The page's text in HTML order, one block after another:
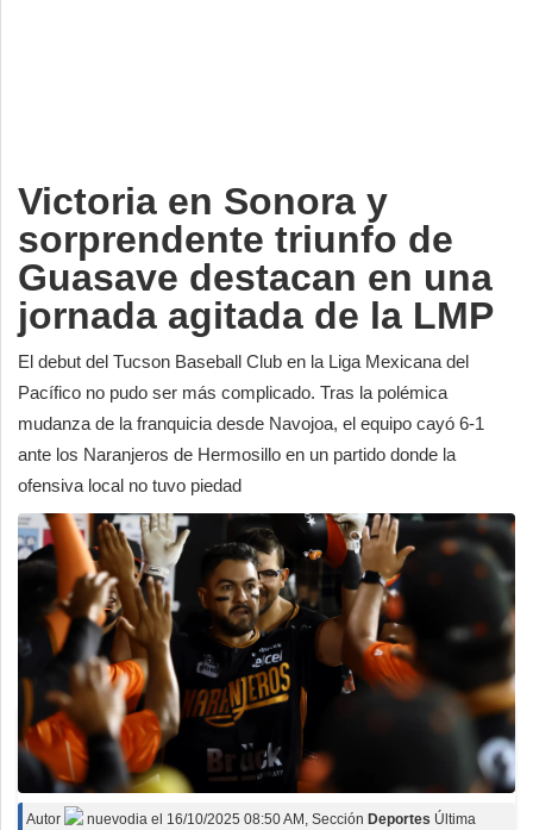
Victoria en Sonora y
sorprendente triunfo de
Guasave destacan en una
jornada agitada de la LMP
El debut del Tucson Baseball Club en la Liga Mexicana del
Pacífico no pudo ser más complicado. Tras la polémica
mudanza de la franquicia desde Navojoa, el equipo cayó 6-1
ante los Naranjeros de Hermosillo en un partido donde la
ofensiva local no tuvo piedad
Autor nuevodia el 16/10/2025 08:50 AM , Sección Deportes Última